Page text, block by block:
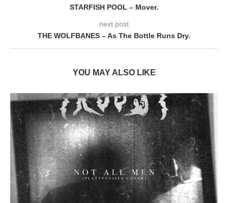
STARFISH POOL – Mover.
next post
THE WOLFBANES – As The Bottle Runs Dry.
YOU MAY ALSO LIKE